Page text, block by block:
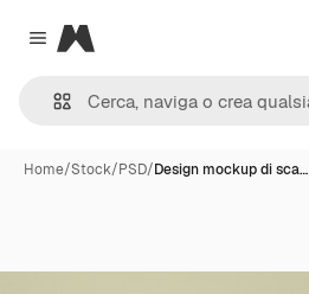
Close menu
Magnific
Home/Stock/PSD/Design mockup di sca…